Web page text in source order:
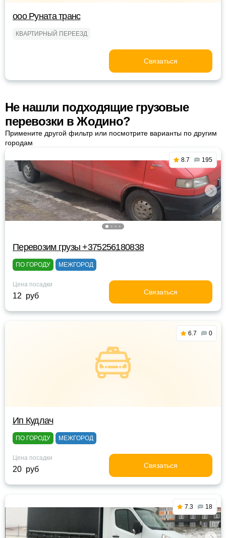
ооо Руната транс
КВАРТИРНЫЙ ПЕРЕЕЗД
Связаться
Не нашли подходящие грузовые
перевозки в Жодино?
Примените другой фильтр или посмотрите варианты по другим
городам
8.7 195
Перевозим грузы +375256180838
ПО ГОРОДУ МЕЖГОРОД
Цена посадки
12 руб Связаться
6.7 0
Ип Кудлач
ПО ГОРОДУ МЕЖГОРОД
Цена посадки
20 руб Связаться
7.3 18